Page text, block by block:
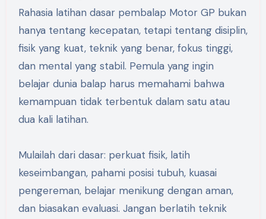
Rahasia latihan dasar pembalap Motor GP bukan
hanya tentang kecepatan, tetapi tentang disiplin,
fisik yang kuat, teknik yang benar, fokus tinggi,
dan mental yang stabil. Pemula yang ingin
belajar dunia balap harus memahami bahwa
kemampuan tidak terbentuk dalam satu atau
dua kali latihan.
Mulailah dari dasar: perkuat fisik, latih
keseimbangan, pahami posisi tubuh, kuasai
pengereman, belajar menikung dengan aman,
dan biasakan evaluasi. Jangan berlatih teknik